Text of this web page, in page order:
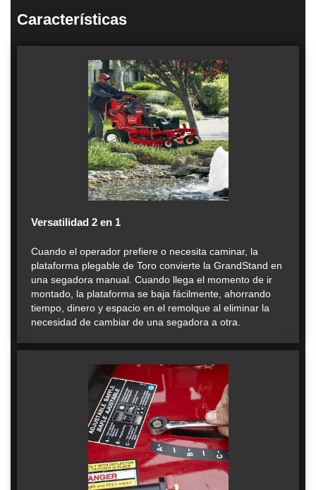
Características
Versatilidad 2 en 1
Cuando el operador prefiere o necesita caminar, la
plataforma plegable de Toro convierte la GrandStand en
una segadora manual. Cuando llega el momento de ir
montado, la plataforma se baja fácilmente, ahorrando
tiempo, dinero y espacio en el remolque al eliminar la
necesidad de cambiar de una segadora a otra.